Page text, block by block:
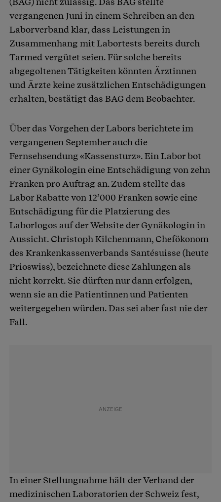
vergangenen Juni in einem Schreiben an den
Laborverband klar, dass Leistungen in
Zusammenhang mit Labortests bereits durch
Tarmed vergütet seien. Für solche bereits
abgegoltenen Tätigkeiten könnten Ärztinnen
und Ärzte keine zusätzlichen Entschädigungen
erhalten, bestätigt das BAG dem Beobachter.
Über das Vorgehen der Labors berichtete im
vergangenen September auch die
Fernsehsendung «Kassensturz». Ein Labor bot
einer Gynäkologin eine Entschädigung von zehn
Franken pro Auftrag an. Zudem stellte das
Labor Rabatte von 12’000 Franken sowie eine
Entschädigung für die Platzierung des
Laborlogos auf der Website der Gynäkologin in
Aussicht. Christoph Kilchenmann, Chefökonom
des Krankenkassenverbands Santésuisse (heute
Prioswiss), bezeichnete diese Zahlungen als
nicht korrekt. Sie dürften nur dann erfolgen,
wenn sie an die Patientinnen und Patienten
weitergegeben würden. Das sei aber fast nie der
Fall.
In einer Stellungnahme hält der Verband der
medizinischen Laboratorien der Schweiz fest,